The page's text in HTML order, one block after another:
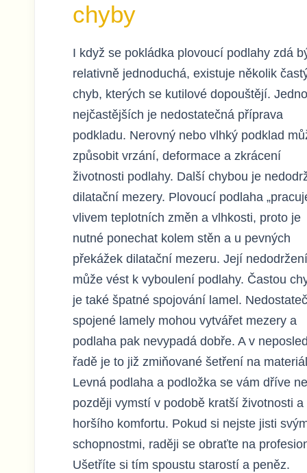
chyby
I když se pokládka plovoucí podlahy zdá
relativně jednoduchá, existuje několik
chyb, kterých se kutilové dopouštějí.
nejčastějších je nedostatečná příprava
podkladu. Nerovný nebo vlhký podklad
způsobit vrzání, deformace a zkrácení
životnosti podlahy. Další chybou je
dilatační mezery. Plovoucí podlaha
vlivem teplotních změn a vlhkosti, proto je
nutné ponechat kolem stěn a u pevných
překážek dilatační mezeru. Její nedodržení
může vést k vyboulení podlahy. Častou
je také špatné spojování lamel.
spojené lamely mohou vytvářet mezery a
podlaha pak nevypadá dobře. A v
řadě je to již zmiňované šetření na
Levná podlaha a podložka se vám dříve
později vymstí v podobě kratší životnosti a
horšího komfortu. Pokud si nejste jisti
schopnostmi, raději se obraťte na
Ušetříte si tím spoustu starostí a peněz.